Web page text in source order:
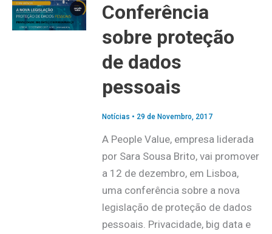
Conferência
sobre proteção
de dados
pessoais
Notícias • 29 de Novembro, 2017
A People Value, empresa liderada
por Sara Sousa Brito, vai promover
a 12 de dezembro, em Lisboa,
uma conferência sobre a nova
legislação de proteção de dados
pessoais. Privacidade, big data e